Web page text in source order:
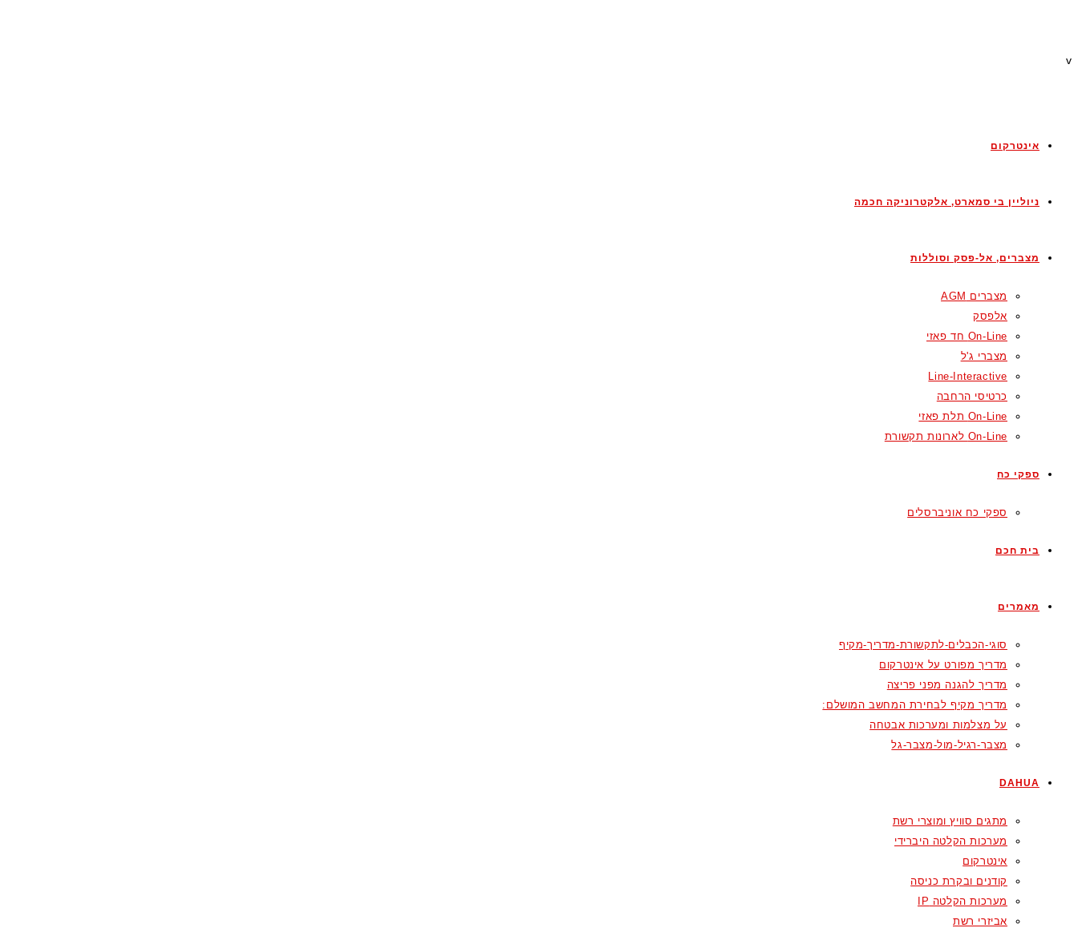
v
אינטרקום
ניוליין בי סמארט, אלקטרוניקה חכמה
מצברים, אל-פסק וסוללות
מצברים AGM
אלפסק
On-Line חד פאזי
מצברי ג'ל
Line-Interactive
כרטיסי הרחבה
On-Line תלת פאזי
On-Line לארונות תקשורת
ספקי כח
ספקי כח אוניברסלים
בית חכם
מאמרים
סוגי-הכבלים-לתקשורת-מדריך-מקיף
מדריך מפורט על אינטרקום
מדריך להגנה מפני פריצה
מדריך מקיף לבחירת המחשב המושלם:
על מצלמות ומערכות אבטחה
מצבר-רגיל-מול-מצבר-גל
DAHUA
מתגים סוויץ ומוצרי רשת
מערכות הקלטה היברידי
אינטרקום
קודנים ובקרת כניסה
מערכות הקלטה IP
אביזרי רשת